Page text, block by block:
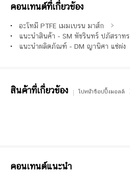
คอนเทนต์ที่เกี่ยวข้อง
อะโทมี่ PTFE เมมเบรน มาส์ก
แนะนำสินค้า - SM พัชรินทร์ ปภัสราทร
แนะนำผลิตภัณฑ์ - DM ญานิศา แซ่ผ่ง
สินค้าที่เกี่ยวข้อง ไปหน้าช้อปปิ้งมอลล์
คอนเทนต์แนะนำ